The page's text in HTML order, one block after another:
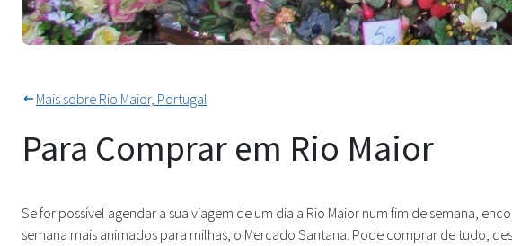
Mais sobre Rio Maior, Portugal
Para Comprar em Rio Maior
Se for possível agendar a sua viagem de um dia a Rio Maior num fim de semana,
semana mais animados para milhas, o Mercado Santana. Pode comprar de tudo,